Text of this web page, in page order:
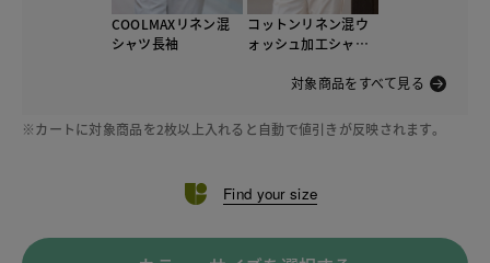
COOLMAXリネン混
シャツ長袖
コットンリネン混ウ
ォッシュ加工シャツ7
対象商品をすべて見る
※カートに対象商品を2枚以上入れると自動で値引きが反映されます。
Find your size